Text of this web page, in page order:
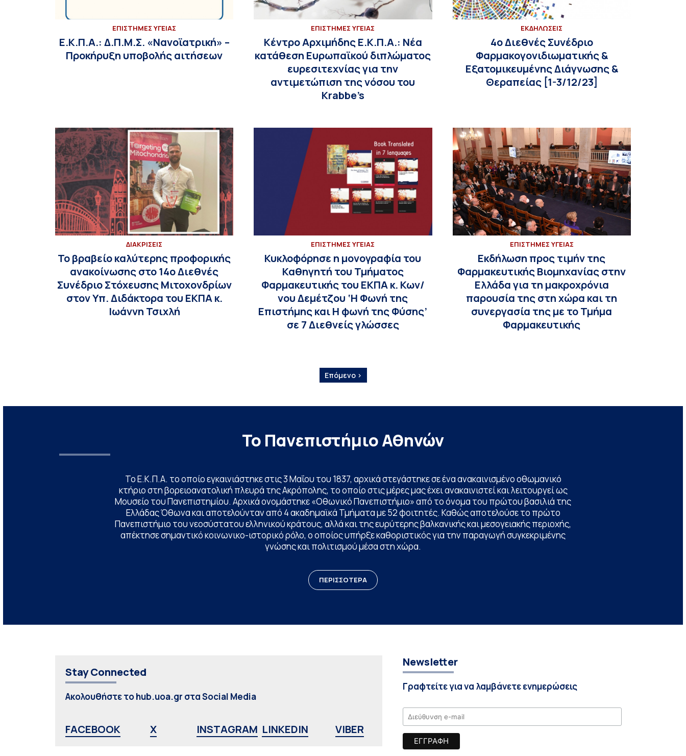
ΕΠΙΣΤΗΜΕΣ ΥΓΕΙΑΣ
Ε.Κ.Π.Α.: Δ.Π.Μ.Σ. «Νανοϊατρική» –
Προκήρυξη υποβολής αιτήσεων
ΕΠΙΣΤΗΜΕΣ ΥΓΕΙΑΣ
Κέντρο Αρχιμήδης Ε.Κ.Π.Α.: Νέα
κατάθεση Ευρωπαϊκού διπλώματος
ευρεσιτεχνίας για την
αντιμετώπιση της νόσου του
Krabbe’s
ΕΚΔΗΛΩΣΕΙΣ
4ο Διεθνές Συνέδριο
Φαρμακογονιδιωματικής &
Εξατομικευμένης Διάγνωσης &
Θεραπείας [1-3/12/23]
ΔΙΑΚΡΙΣΕΙΣ
Το βραβείο καλύτερης προφορικής
ανακοίνωσης στο 14ο Διεθνές
Συνέδριο Στόχευσης Μιτοχονδρίων
στον Υπ. Διδάκτορα του ΕΚΠΑ κ.
Ιωάννη Τσιχλή
ΕΠΙΣΤΗΜΕΣ ΥΓΕΙΑΣ
Κυκλοφόρησε η μονογραφία του
Καθηγητή του Τμήματος
Φαρμακευτικής του ΕΚΠΑ κ. Κων/
νου Δεμέτζου ‘Η Φωνή της
Επιστήμης και Η φωνή της Φύσης’
σε 7 Διεθνείς γλώσσες
ΕΠΙΣΤΗΜΕΣ ΥΓΕΙΑΣ
Εκδήλωση προς τιμήν της
Φαρμακευτικής Βιομηχανίας στην
Ελλάδα για τη μακροχρόνια
παρουσία της στη χώρα και τη
συνεργασία της με το Τμήμα
Φαρμακευτικής
Επόμενο ›
Το Πανεπιστήμιο Αθηνών
Το Ε.Κ.Π.Α. το οποίο εγκαινιάστηκε στις 3 Μαΐου του 1837, αρχικά στεγάστηκε σε ένα ανακαινισμένο οθωμανικό
κτήριο στη βορειοανατολική πλευρά της Ακρόπολης, το οποίο στις μέρες μας έχει ανακαινιστεί και λειτουργεί ως
Μουσείο του Πανεπιστημίου. Αρχικά ονομάστηκε «Οθωνικό Πανεπιστήμιο» από το όνομα του πρώτου βασιλιά της
Ελλάδας Όθωνα και αποτελούνταν από 4 ακαδημαϊκά Τμήματα με 52 φοιτητές. Καθώς αποτελούσε το πρώτο
Πανεπιστήμιο του νεοσύστατου ελληνικού κράτους, αλλά και της ευρύτερης βαλκανικής και μεσογειακής περιοχής,
απέκτησε σημαντικό κοινωνικο-ιστορικό ρόλο, ο οποίος υπήρξε καθοριστικός για την παραγωγή συγκεκριμένης
γνώσης και πολιτισμού μέσα στη χώρα.
ΠΕΡΙΣΣΟΤΕΡΑ
Stay Connected
Ακολουθήστε το hub.uoa.gr στα Social Media
FACEBOOK X INSTAGRAM LINKEDIN VIBER
Newsletter
Γραφτείτε για να λαμβάνετε ενημερώσεις